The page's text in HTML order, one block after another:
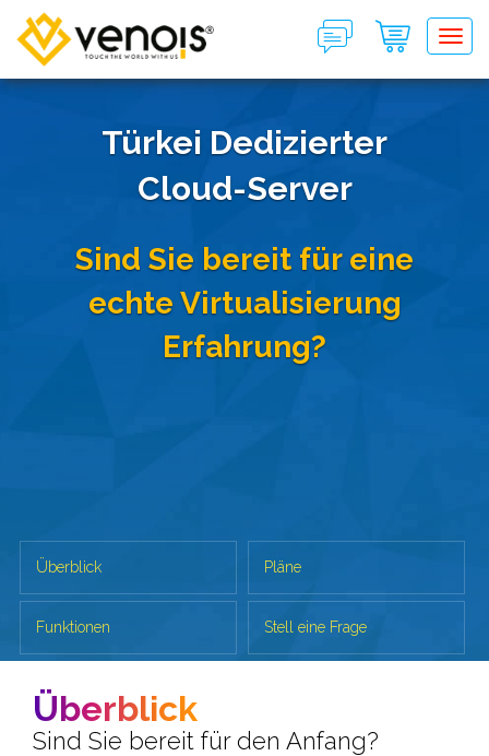
Türkei Dedizierter
Cloud-Server
Sind Sie bereit für eine
echte Virtualisierung
Erfahrung?
Überblick Pläne
Funktionen Stell eine Frage
Überblick
Sind Sie bereit für den Anfang?